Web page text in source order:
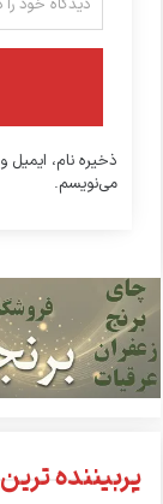
ذخیره نام، ایمیل
می‌نویسم.
پربیننده